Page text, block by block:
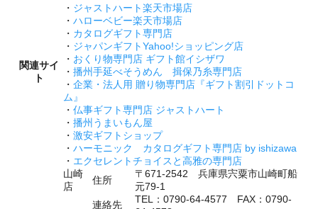
関連サイ
ト
・ ジャストハート楽天市場店
・ ハローベビー楽天市場店
・ カタログギフト専門店
・ ジャパンギフトYahoo!ショッピング店
・ おくり物専門店 ギフト館イシザワ
・ 播州手延べそうめん 揖保乃糸専門店
・ 企業・法人用 贈り物専門店『ギフト割引ドットコ
ム』
・ 仏事ギフト専門店 ジャストハート
・ 播州うまいもん屋
・ 激安ギフトショップ
・ ハーモニック カタログギフト専門店 by ishizawa
・ エクセレントチョイスと高雅の専門店
山崎
店
住所
〒671-2542 兵庫県宍粟市山崎町船
元79-1
連絡先
TEL：0790-64-4577 FAX：0790-